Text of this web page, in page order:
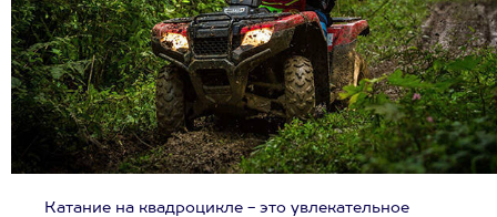
Катание на квадроцикле - это увлекательное